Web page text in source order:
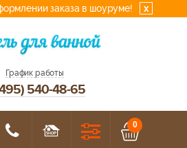
заказа в шоуруме! x
График работы
540-48-65
0